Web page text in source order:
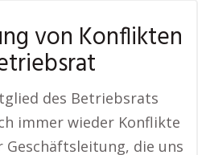
von Konflikten
des Betriebsrats
immer wieder Konflikte
Geschäftsleitung, die uns